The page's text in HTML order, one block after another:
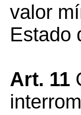
valor
Estado
Art. 11